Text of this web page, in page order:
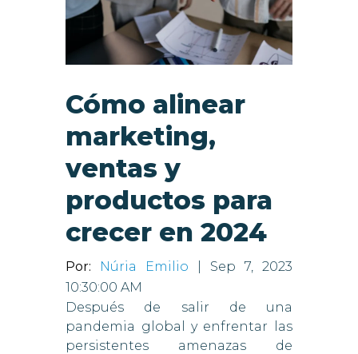
Cómo alinear
marketing,
ventas y
productos para
crecer en 2024
Por: Núria Emilio | Sep 7, 2023
10:30:00 AM
Después de salir de una
pandemia global y enfrentar las
persistentes amenazas de